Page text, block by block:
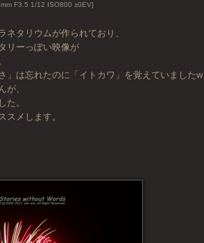
F3.5 1/12 ISO800 ±0EV]
ネタリウムが作られており、
リーっぽい映像が
」は忘れたのに「イトカワ」を覚えていましたw
が、
た。
スメします。